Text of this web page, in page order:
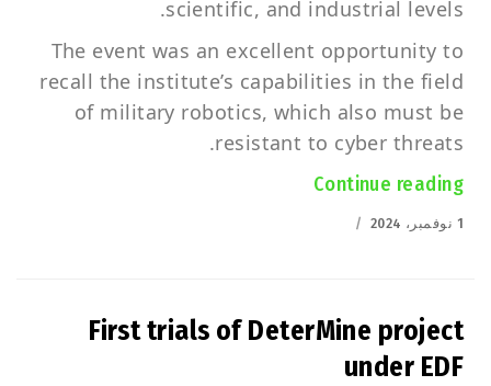
scientific, and industrial levels.
The event was an excellent opportunity to
recall the institute’s capabilities in the field
of military robotics, which also must be
resistant to cyber threats.
Continue reading
Posted1 نوفمبر، 2024
First trials of DeterMine project
under EDF